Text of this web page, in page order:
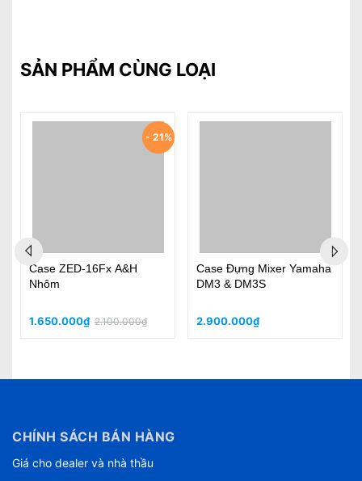
SẢN PHẨM CÙNG LOẠI
- 21%
Case ZED-16Fx A&H
Nhôm
1.650.000₫ 2.100.000₫
Case Đựng Mixer Yamaha
DM3 & DM3S
2.900.000₫
CHÍNH SÁCH BÁN HÀNG
Giá cho dealer và nhà thầu